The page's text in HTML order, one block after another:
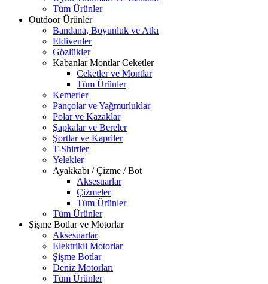
Tüm Ürünler
Outdoor Ürünler
Bandana, Boyunluk ve Atkı
Eldivenler
Gözlükler
Kabanlar Montlar Ceketler
Ceketler ve Montlar
Tüm Ürünler
Kemerler
Pançolar ve Yağmurluklar
Polar ve Kazaklar
Şapkalar ve Bereler
Şortlar ve Kapriler
T-Shirtler
Yelekler
Ayakkabı / Çizme / Bot
Aksesuarlar
Çizmeler
Tüm Ürünler
Tüm Ürünler
Şişme Botlar ve Motorlar
Aksesuarlar
Elektrikli Motorlar
Şişme Botlar
Deniz Motorları
Tüm Ürünler